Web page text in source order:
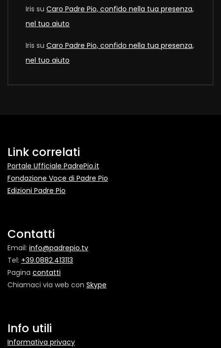
Iris su Caro Padre Pio, confido nella tua presenza,
nel tuo aiuto
Iris su Caro Padre Pio, confido nella tua presenza,
nel tuo aiuto
Link correlati
Portale Ufficiale PadrePio.it
Fondazione Voce di Padre Pio
Edizioni Padre Pio
Contatti
Email: info@padrepio.tv
Tel: +39.0882.413113
Pagina contatti
Chiamaci via web con Skype
Info utili
Informativa privacy